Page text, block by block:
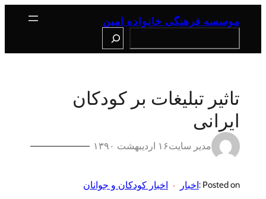
موسسه فرهنگی خانواده امین
تاثیر تبلیغات بر کودکان
ایرانی
مدیر سایت۱۶ اردیبهشت ۱۳۹۰
Posted on : اخبار
اخبار کودکان و جوانان